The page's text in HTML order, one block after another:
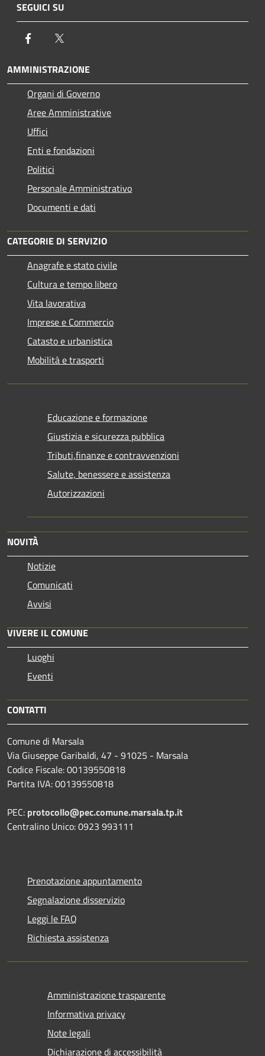
SEGUICI SU
Facebook
AMMINISTRAZIONE
Organi di Governo
Aree Amministrative
Uffici
Enti e fondazioni
Politici
Personale Amministrativo
Documenti e dati
CATEGORIE DI SERVIZIO
Anagrafe e stato civile
Cultura e tempo libero
Vita lavorativa
Imprese e Commercio
Catasto e urbanistica
Mobilità e trasporti
Educazione e formazione
Giustizia e sicurezza pubblica
Tributi,finanze e contravvenzioni
Salute, benessere e assistenza
Autorizzazioni
NOVITÀ
Notizie
Comunicati
Avvisi
VIVERE IL COMUNE
Luoghi
Eventi
CONTATTI
Comune di Marsala
Via Giuseppe Garibaldi, 47 - 91025 - Marsala
Codice Fiscale: 00139550818
Partita IVA: 00139550818
PEC: protocollo@pec.comune.marsala.tp.it
Centralino Unico: 0923 993111
Prenotazione appuntamento
Segnalazione disservizio
Leggi le FAQ
Richiesta assistenza
Amministrazione trasparente
Informativa privacy
Note legali
Dichiarazione di accessibilità